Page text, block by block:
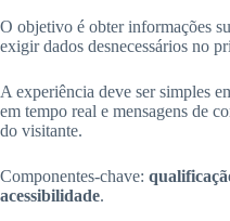
O objetivo é obter informações
exigir dados desnecessários no
A experiência deve ser simples
em tempo real e mensagens de
do visitante.
Componentes-chave:
acessibilidade.